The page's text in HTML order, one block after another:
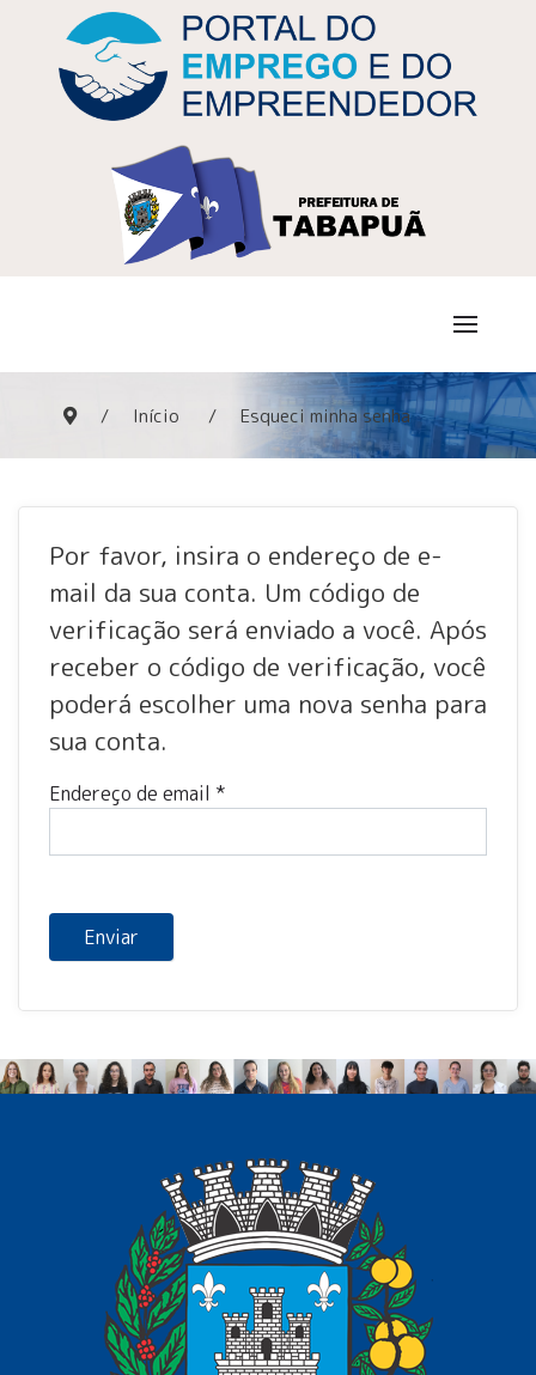
Início Esqueci minha senha
Por favor, insira o endereço de e-
mail da sua conta. Um código de
verificação será enviado a você. Após
receber o código de verificação, você
poderá escolher uma nova senha para
sua conta.
Endereço de email *
Enviar